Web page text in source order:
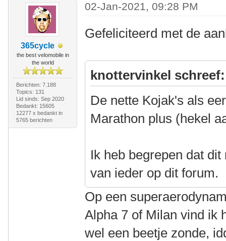
365cycle
the best velomobile in
the world
Berichten: 7.188
Topics: 131
Lid sinds: Sep 2020
Bedankt: 15605
12277 x bedankt in
5765 berichten
02-Jan-2021, 09:28 PM
Gefeliciteerd met de
knottervinkel schreef:
De nette Kojak's als
Marathon plus (hekel
Ik heb begrepen dat
van ieder op dit forum.
Op een
Alpha 7 of Milan vind ik
wel een beetje zonde,